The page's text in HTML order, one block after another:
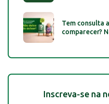
Tem consulta
comparecer?
Inscreva-se na